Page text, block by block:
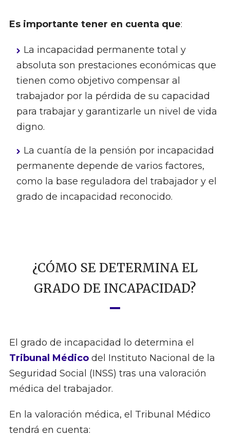
Es importante tener en cuenta que:
La incapacidad permanente total y
absoluta son prestaciones económicas que
tienen como objetivo compensar al
trabajador por la pérdida de su capacidad
para trabajar y garantizarle un nivel de vida
digno.
La cuantía de la pensión por incapacidad
permanente depende de varios factores,
como la base reguladora del trabajador y el
grado de incapacidad reconocido.
¿CÓMO SE DETERMINA EL
GRADO DE INCAPACIDAD?
El grado de incapacidad lo determina el
Tribunal Médicodel Instituto Nacional de la
Seguridad Social (INSS) tras una valoración
médica del trabajador.
En la valoración médica, el Tribunal Médico
tendrá en cuenta: